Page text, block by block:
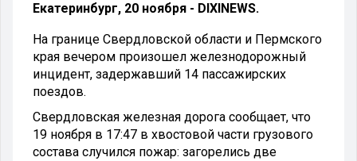
Екатеринбург, 20 ноября - DIXINEWS.
На границе Свердловской области и Пермского
края вечером произошел железнодорожный
инцидент, задержавший 14 пассажирских
поездов.
Свердловская железная дорога сообщает, что
19 ноября в 17:47 в хвостовой части грузового
состава случился пожар: загорелись две